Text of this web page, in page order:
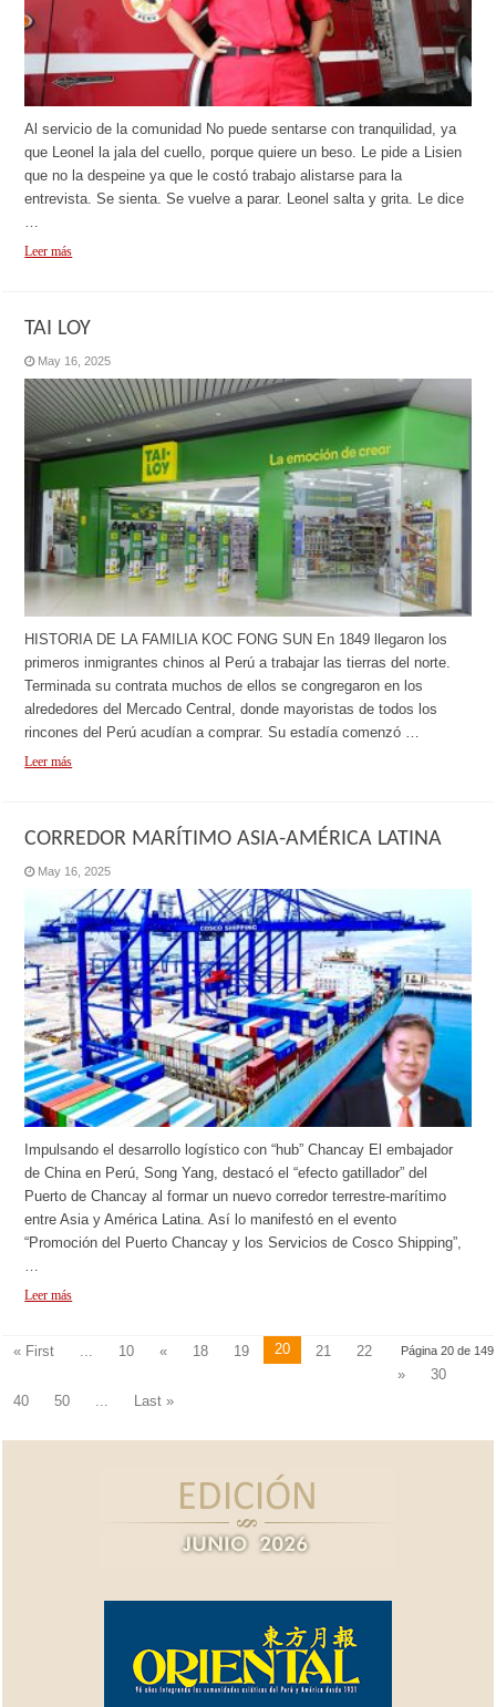
Al servicio de la comunidad No puede sentarse con tranquilidad, ya
que Leonel la jala del cuello, porque quiere un beso. Le pide a Lisien
que no la despeine ya que le costó trabajo alistarse para la
entrevista. Se sienta. Se vuelve a parar. Leonel salta y grita. Le dice
Leer más
TAI LOY
May 16, 2025
HISTORIA DE LA FAMILIA KOC FONG SUN En 1849 llegaron los
primeros inmigrantes chinos al Perú a trabajar las tierras del norte.
Terminada su contrata muchos de ellos se congregaron en los
alrededores del Mercado Central, donde mayoristas de todos los
rincones del Perú acudían a comprar. Su estadía comenzó …
Leer más
CORREDOR MARÍTIMO ASIA-AMÉRICA LATINA
May 16, 2025
Impulsando el desarrollo logístico con “hub” Chancay El embajador
de China en Perú, Song Yang, destacó el “efecto gatillador” del
Puerto de Chancay al formar un nuevo corredor terrestre-marítimo
entre Asia y América Latina. Así lo manifestó en el evento
“Promoción del Puerto Chancay y los Servicios de Cosco Shipping”,
Leer más
Página 20 de 149
« First 10 « 18 19 20 21
22
»
30
40
50 Last »